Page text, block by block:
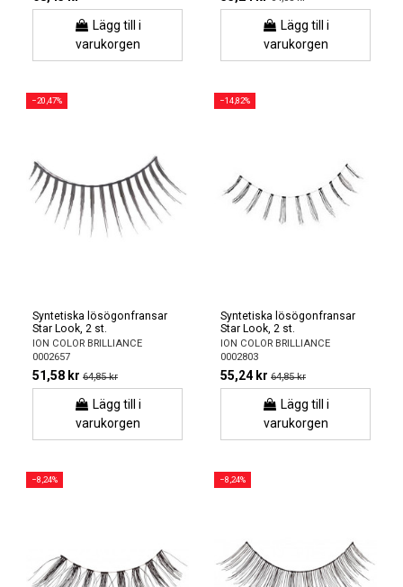
Lägg till i
varukorgen
Lägg till i
varukorgen
−20,47%
Syntetiska lösögonfransar
Star Look, 2 st.
ION COLOR BRILLIANCE
0002657
51,58 kr 64,85 kr
Lägg till i
varukorgen
−14,82%
Syntetiska lösögonfransar
Star Look, 2 st.
ION COLOR BRILLIANCE
0002803
55,24 kr 64,85 kr
Lägg till i
varukorgen
−8,24% −8,24%